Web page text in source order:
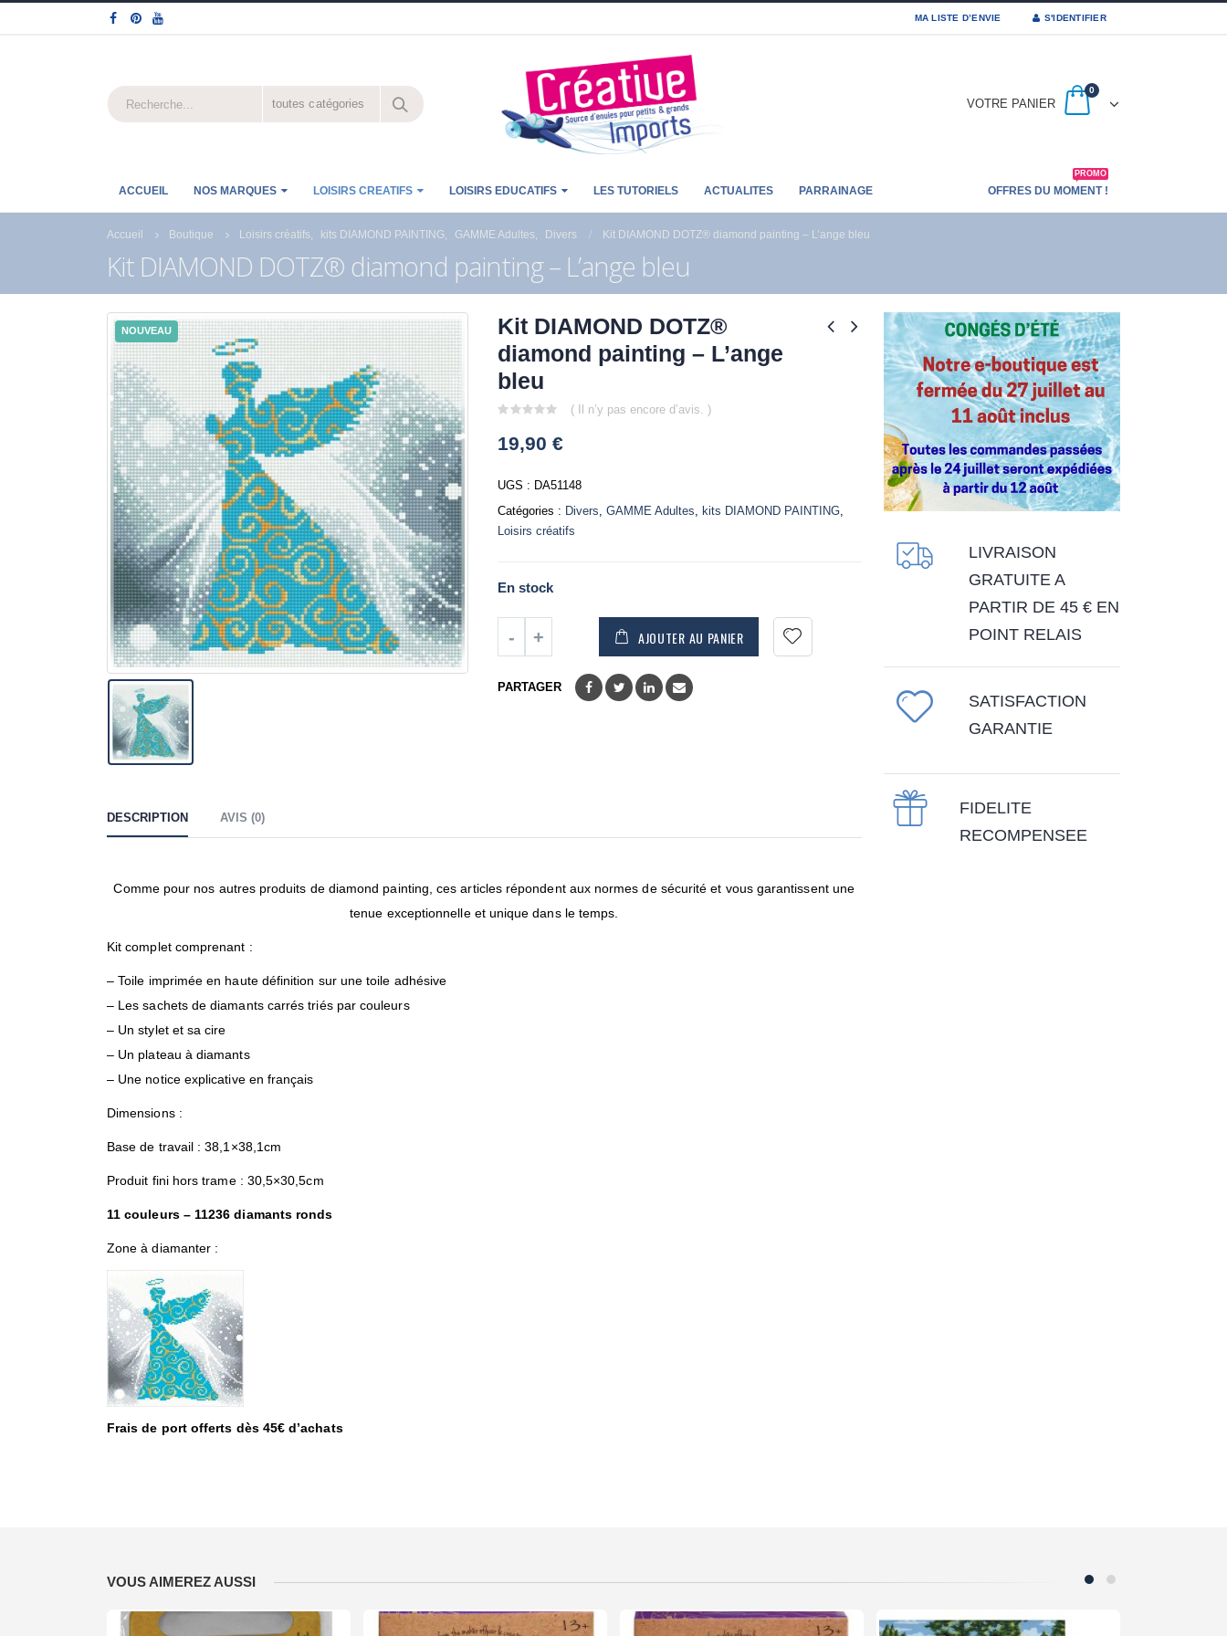
MA LISTE D’ENVIE S'IDENTIFIER
toutes catégories VOTRE PANIER
0
ACCUEIL NOS MARQUES LOISIRS CREATIFS LOISIRS EDUCATIFS LES TUTORIELS ACTUALITES PARRAINAGE OFFRES DU MOMENT !
PROMO
Accueil Boutique Loisirs créatifs kits DIAMOND PAINTING GAMME Adultes Divers Kit DIAMOND DOTZ® diamond painting – L’ange bleu
Kit DIAMOND DOTZ® diamond painting – L’ange bleu
NOUVEAU
Kit DIAMOND DOTZ®
diamond painting – L’ange
bleu
out
of
( Il n’y pas encore d’avis. )
19,90€
UGS : DA51148
Catégories : Divers,GAMME Adultes, kits DIAMOND PAINTING,
Loisirs créatifs
En stock
AJOUTER AU PANIER
PARTAGER
DESCRIPTION AVIS (0)
Comme pour nos autres produits de diamond painting, ces articles répondent aux normes de sécurité et vous garantissent une
tenue exceptionnelle et unique dans le temps.
Kit complet comprenant :
– Toile imprimée en haute définition sur une toile adhésive
– Les sachets de diamants carrés triés par couleurs
– Un stylet et sa cire
– Un plateau à diamants
– Une notice explicative en français
Dimensions :
Base de travail : 38,1×38,1cm
Produit fini hors trame : 30,5×30,5cm
11 couleurs – 11236 diamants ronds
Zone à diamanter :
Frais de port offerts dès 45€ d’achats
LIVRAISON
GRATUITE A
PARTIR DE 45 € EN
POINT RELAIS
SATISFACTION
GARANTIE
FIDELITE
RECOMPENSEE
VOUS AIMEREZ AUSSI